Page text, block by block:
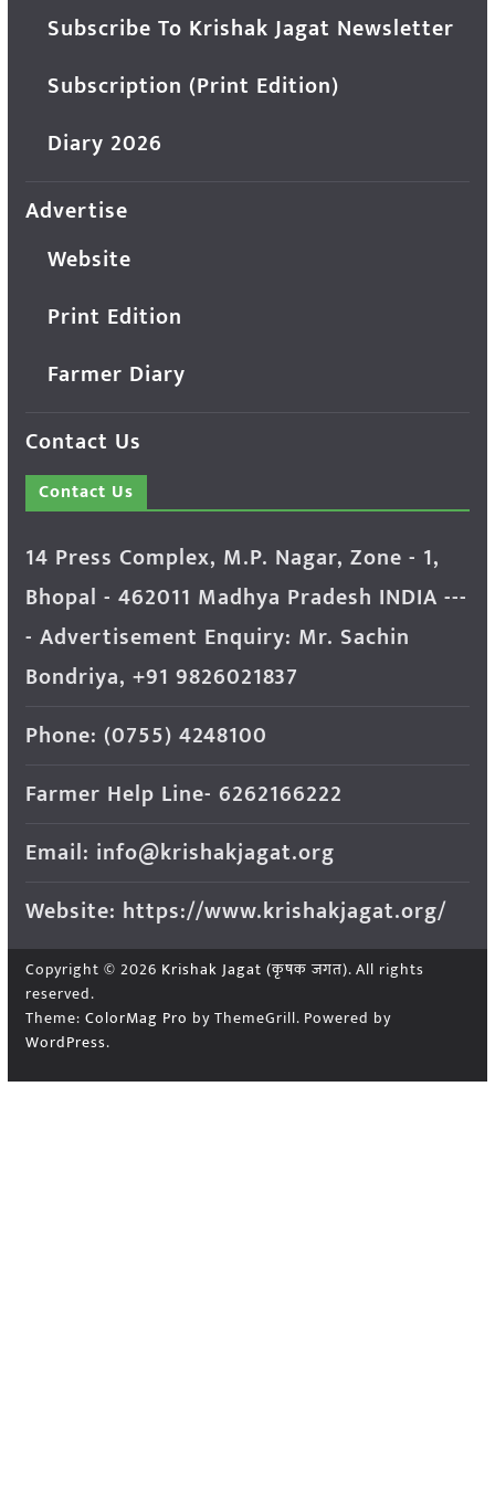
Subscribe To Krishak Jagat Newsletter
Subscription (Print Edition)
Diary 2026
Advertise
Website
Print Edition
Farmer Diary
Contact Us
Contact Us
14 Press Complex, M.P. Nagar, Zone - 1,
Bhopal - 462011 Madhya Pradesh INDIA ---
- Advertisement Enquiry: Mr. Sachin
Bondriya, +91 9826021837
Phone: (0755) 4248100
Farmer Help Line- 6262166222
Email: info@krishakjagat.org
Website: https://www.krishakjagat.org/
Copyright © 2026 Krishak Jagat (कृषक जगत). All rights
reserved.
Theme: ColorMag Pro by ThemeGrill. Powered by
WordPress.